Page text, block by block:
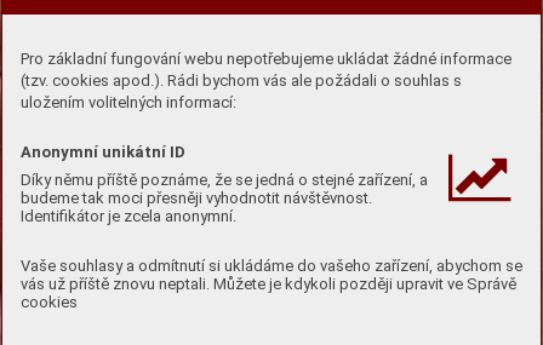
Pro základní fungování webu nepotřebujeme ukládat žádné informace
(tzv. cookies apod.). Rádi bychom vás ale požádali o souhlas s
uložením volitelných informací:
Anonymní unikátní ID
Díky němu příště poznáme, že se jedná o stejné zařízení, a
budeme tak moci přesněji vyhodnotit návštěvnost.
Identifikátor je zcela anonymní.
Vaše souhlasy a odmítnutí si ukládáme do vašeho zařízení, abychom se
vás už příště znovu neptali. Můžete je kdykoli později upravit ve Správě
cookies
nový domov koní